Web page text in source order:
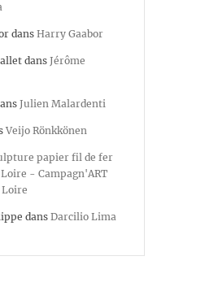
dans Harry Gaabor
dans Jérôme
Julien Malardenti
Veijo Rönkkönen
papier fil de fer
- Campagn'ART
dans Darcilio Lima